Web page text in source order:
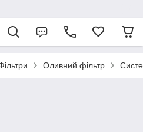
Оливний фільтр